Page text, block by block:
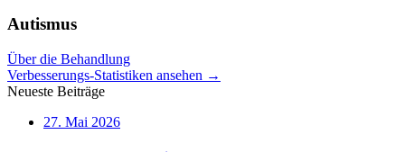
Autismus
Über die Behandlung
Verbesserungs-Statistiken ansehen →
Neueste Beiträge
27. Mai 2026